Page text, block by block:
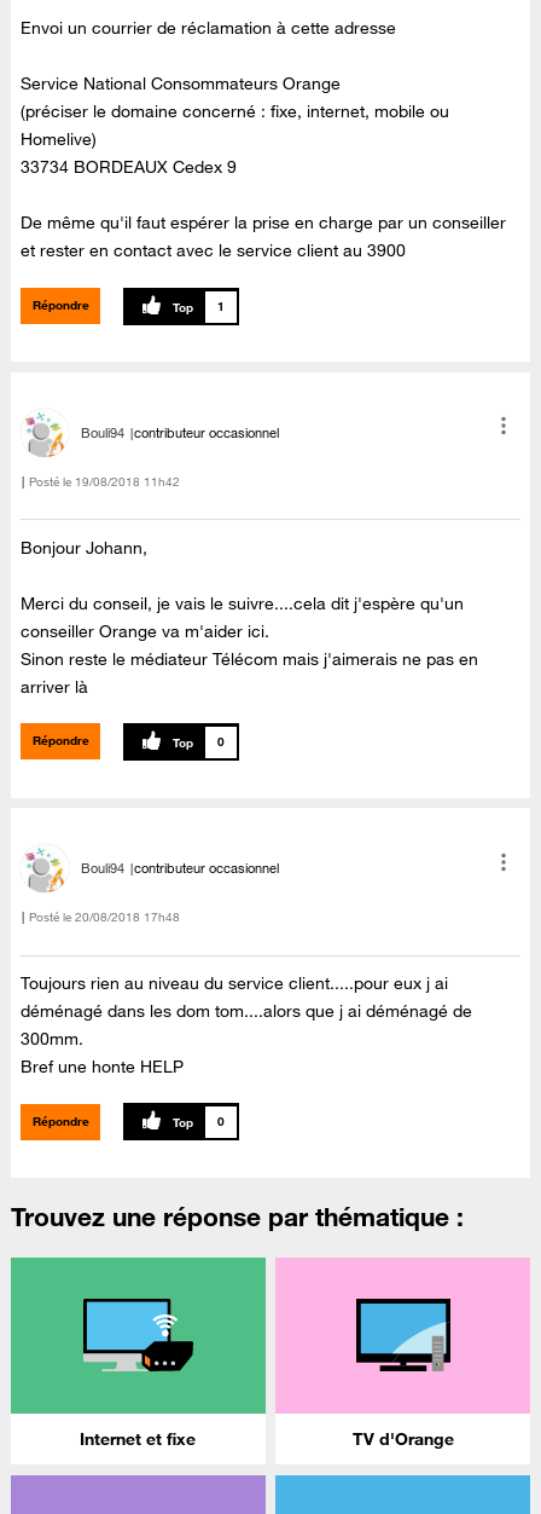
Envoi un courrier de réclamation à cette adresse
Service National Consommateurs Orange
(préciser le domaine concerné : fixe, internet, mobile ou
Homelive)
33734 BORDEAUX Cedex 9
De même qu'il faut espérer la prise en charge par un conseiller
et rester en contact avec le service client au 3900
Répondre 1
Bouli94 contributeur occasionnel
Posté le ‎19/08/2018 11h42
Bonjour Johann,
Merci du conseil, je vais le suivre....cela dit j'espère qu'un
conseiller Orange va m'aider ici.
Sinon reste le médiateur Télécom mais j'aimerais ne pas en
arriver là
Répondre 0
Bouli94 contributeur occasionnel
Posté le ‎20/08/2018 17h48
Toujours rien au niveau du service client.....pour eux j ai
déménagé dans les dom tom....alors que j ai déménagé de
300mm.
Bref une honte HELP
Répondre 0
Trouvez une réponse par thématique :
Internet et fixe TV d'Orange